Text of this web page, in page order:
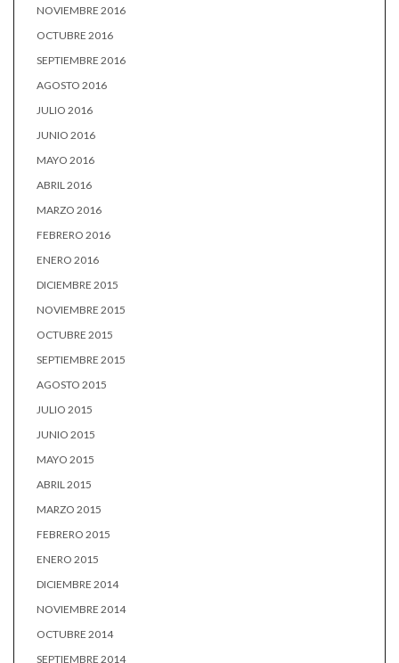
NOVIEMBRE 2016
OCTUBRE 2016
SEPTIEMBRE 2016
AGOSTO 2016
JULIO 2016
JUNIO 2016
MAYO 2016
ABRIL 2016
MARZO 2016
FEBRERO 2016
ENERO 2016
DICIEMBRE 2015
NOVIEMBRE 2015
OCTUBRE 2015
SEPTIEMBRE 2015
AGOSTO 2015
JULIO 2015
JUNIO 2015
MAYO 2015
ABRIL 2015
MARZO 2015
FEBRERO 2015
ENERO 2015
DICIEMBRE 2014
NOVIEMBRE 2014
OCTUBRE 2014
SEPTIEMBRE 2014